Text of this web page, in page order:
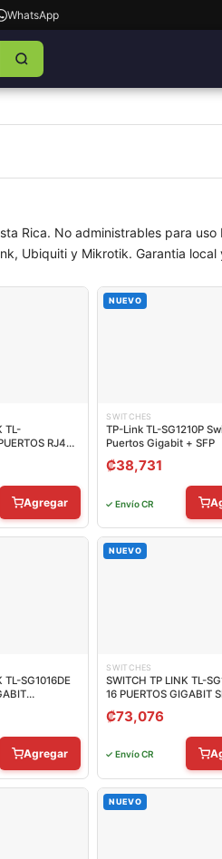
WhatsApp
Rica. No administrables para
Ubiquiti y Mikrotik. Garantia
TL-
RJ45
UPLINK 10/100
Agregar
NUEVO
SWITCHES
TP-Link TL-SG1210P
Puertos Gigabit + SFP
₡38,731
✓ Envío CR
TL-SG1016DE
EASY SMART
Agregar
NUEVO
SWITCHES
SWITCH TP LINK TL-
16 PUERTOS GIGABIT
POE 10/100/1000 MBPS
ADMINISTRABLE
₡73,076
✓ Envío CR
NUEVO